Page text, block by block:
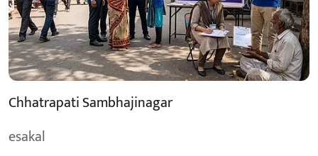
Chhatrapati Sambhajinagar
esakal